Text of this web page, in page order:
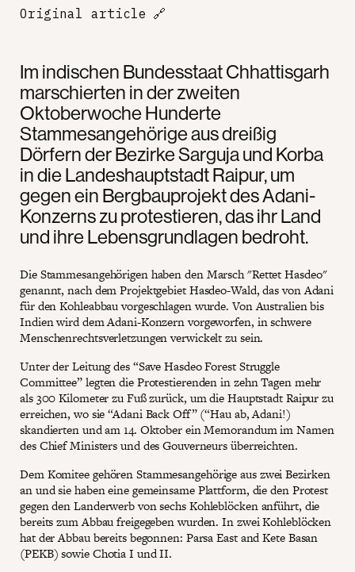
Im indischen Bundesstaat Chhattisgarh
marschierten in der zweiten
Oktoberwoche Hunderte
Stammesangehörige aus dreißig
Dörfern der Bezirke Sarguja und Korba
in die Landeshauptstadt Raipur, um
gegen ein Bergbauprojekt des Adani-
Konzerns zu protestieren, das ihr Land
und ihre Lebensgrundlagen bedroht.
Die Stammesangehörigen haben den Marsch "Rettet Hasdeo"
genannt, nach dem Projektgebiet Hasdeo-Wald, das von Adani
für den Kohleabbau vorgeschlagen wurde. Von Australien bis
Indien wird dem Adani-Konzern vorgeworfen, in schwere
Menschenrechtsverletzungen verwickelt zu sein.
Unter der Leitung des “Save Hasdeo Forest Struggle
Committee” legten die Protestierenden in zehn Tagen mehr
als 300 Kilometer zu Fuß zurück, um die Hauptstadt Raipur zu
erreichen, wo sie “Adani Back Off” (“Hau ab, Adani!)
skandierten und am 14. Oktober ein Memorandum im Namen
des Chief Ministers und des Gouverneurs überreichten.
Dem Komitee gehören Stammesangehörige aus zwei Bezirken
an und sie haben eine gemeinsame Plattform, die den Protest
gegen den Landerwerb von sechs Kohleblöcken anführt, die
bereits zum Abbau freigegeben wurden. In zwei Kohleblöcken
hat der Abbau bereits begonnen: Parsa East and Kete Basan
(PEKB) sowie Chotia I und II.
Original article 🔗